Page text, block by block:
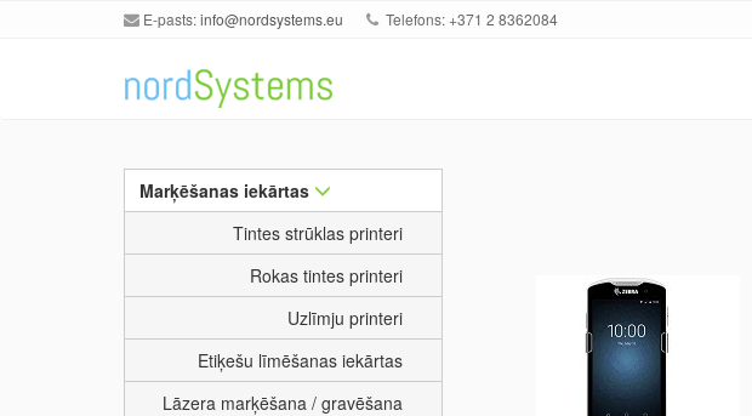
E-pasts:info@nordsystems.eu Telefons: +371 2 8362084
Marķēšanas iekārtas
Tintes strūklas printeri
Rokas tintes printeri
Uzlīmju printeri
Etiķešu līmēšanas iekārtas
Lāzera marķēšana / gravēšana